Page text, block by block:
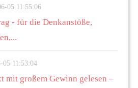
05 11:55:06
- für die Denkanstöße,
05 11:53:04
mit großem Gewinn gelesen –